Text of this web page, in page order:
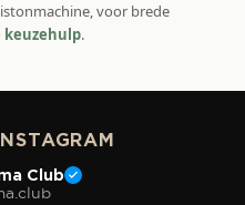
voor brede
keuzehulp.
INSTAGRAM
Club